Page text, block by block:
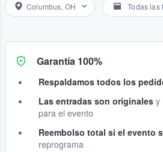
Columbus, OH Todas las
Garantía 100%
Respaldamos todos los
Las entradas son originales y
para el evento
Reembolso total si el evento
reprograma